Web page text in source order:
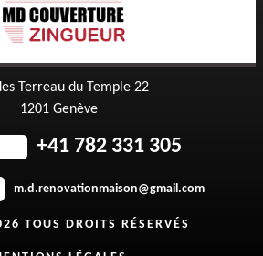
Terreau du Temple 22
1201 Genève
+41 782 331 305
m.d.renovationmaison@gmail.com
TOUS DROITS RÉSERVÉS